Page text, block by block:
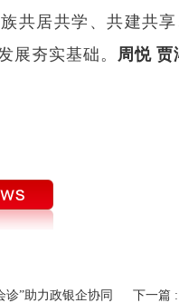
共居共学、共建共
展夯实基础。 周悦 贾
诊”助力政银企协同 下一篇